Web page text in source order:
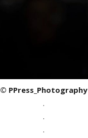
© PPress_Photography
.
.
.